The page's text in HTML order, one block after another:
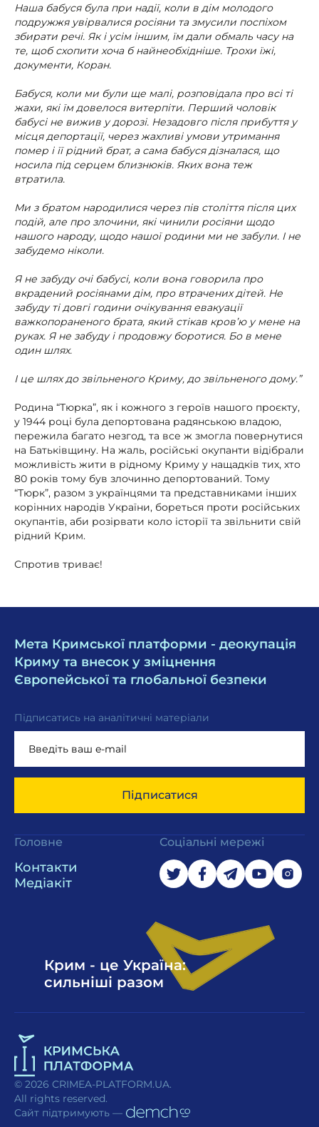
Наша бабуся була при надії, коли в дім молодого
подружжя увірвалися росіяни та змусили поспіхом
збирати речі. Як і усім іншим, їм дали обмаль часу на
те, щоб схопити хоча б найнеобхідніше. Трохи їжі,
документи, Коран.
Бабуся, коли ми були ще малі, розповідала про всі ті
жахи, які їм довелося витерпіти. Перший чоловік
бабусі не вижив у дорозі. Незадовго після прибуття у
місця депортації, через жахливі умови утримання
помер і її рідний брат, а сама бабуся дізналася, що
носила під серцем близнюків. Яких вона теж
втратила.
Ми з братом народилися через пів століття після цих
подій, але про злочини, які чинили росіяни щодо
нашого народу, щодо нашої родини ми не забули. І не
забудемо ніколи.
Я не забуду очі бабусі, коли вона говорила про
вкрадений росіянами дім, про втрачених дітей. Не
забуду ті довгі години очікування евакуації
важкопораненого брата, який стікав кров’ю у мене на
руках. Я не забуду і продовжу боротися. Бо в мене
один шлях.
І це шлях до звільненого Криму, до звільненого дому.”
Родина “Тюрка”, як і кожного з героїв нашого проєкту,
у 1944 році була депортована радянською владою,
пережила багато незгод, та все ж змогла повернутися
на Батьківщину. На жаль, російські окупанти відібрали
можливість жити в рідному Криму у нащадків тих, хто
80 років тому був злочинно депортований. Тому
“Тюрк”, разом з українцями та представниками інших
корінних народів України, бореться проти російських
окупантів, аби розірвати коло історії та звільнити свій
рідний Крим.
Спротив триває!
Мета Кримської платформи - деокупація
Криму та внесок у зміцнення
Європейської та глобальної безпеки
Підписатись на аналітичні матеріали
Підписатися
Головне
Контакти
Медіакіт
Соціальні мережі
Крим - це Україна:
сильніші разом
© 2026 CRIMEA-PLATFORM.UA.
All rights reserved.
Сайт підтримують —